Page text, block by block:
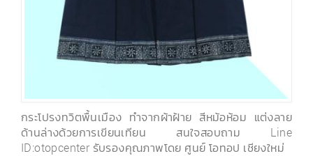
กระโปรงทวิตพื้นเมือง ทำจากผ้าฝ้าย สีหม้อห้อม แต่งลาย
ด้านล่างด้วยการเขียนเทียน สนใจสอบถาม Line
ID:otopcenter รับรองคุณภาพโดย ศูนย์ โอทอป เชียงใหม่